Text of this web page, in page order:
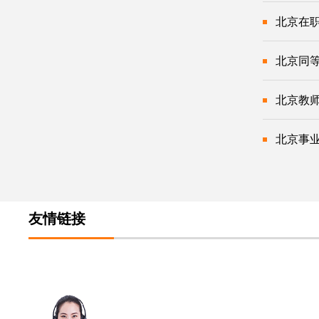
北京在
北京同
北京教
北京事
友情链接